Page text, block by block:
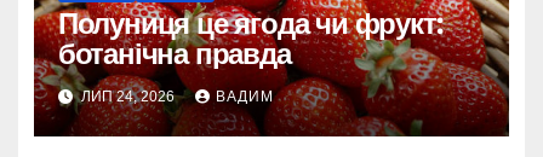
Полуниця це ягода чи фрукт:
ботанічна правда
ЛИП 24, 2026 ВАДИМ